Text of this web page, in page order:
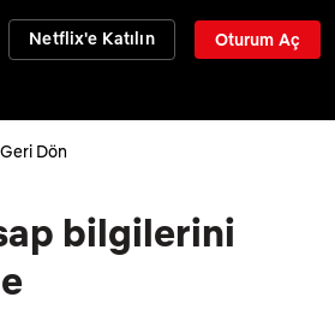
Netflix'e Katılın Oturum Aç
Dön
bilgilerini